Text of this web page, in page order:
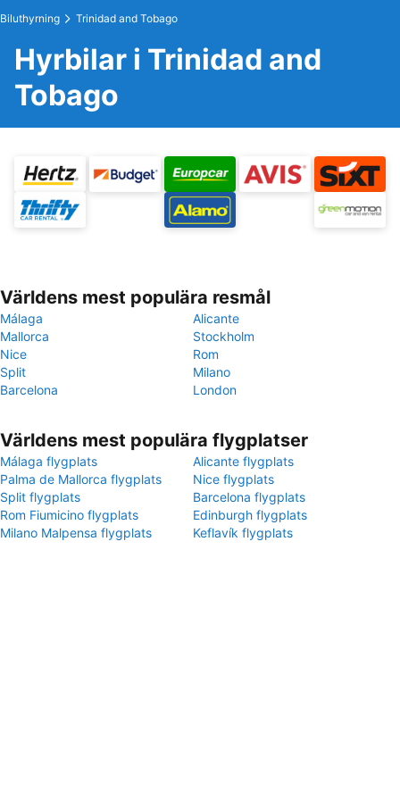
Biluthyrning Trinidad and Tobago
Hyrbilar i Trinidad and
Tobago
Världens mest populära resmål
Málaga
Alicante
Mallorca
Stockholm
Nice
Rom
Split
Milano
Barcelona
London
Världens mest populära flygplatser
Málaga flygplats
Alicante flygplats
Palma de Mallorca flygplats
Nice flygplats
Split flygplats
Barcelona flygplats
Rom Fiumicino flygplats
Edinburgh flygplats
Milano Malpensa flygplats
Keflavík flygplats